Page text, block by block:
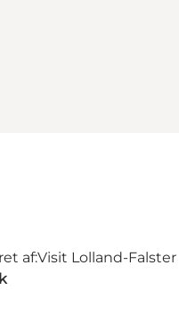
af:Visit Lolland-Falster